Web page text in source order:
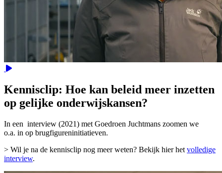
Video
Kennisclip: Hoe kan beleid meer inzetten
op gelijke onderwijskansen?
In een interview (2021) met Goedroen Juchtmans zoomen we
o.a. in op brugfigureninitiatieven.
> Wil je na de kennisclip nog meer weten? Bekijk hier het volledige
interview.